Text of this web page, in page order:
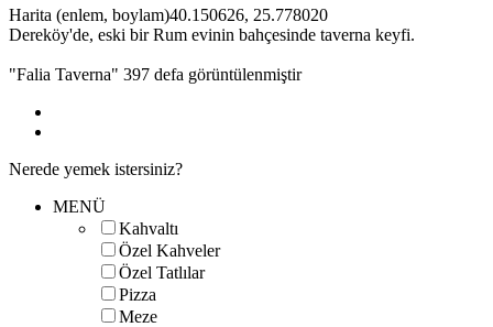
Harita (enlem, boylam)40.150626, 25.778020
Dereköy'de, eski bir Rum evinin bahçesinde taverna keyfi.
"Falia Taverna" 397 defa görüntülenmiştir
Nerede yemek istersiniz?
MENÜ
Kahvaltı
Özel Kahveler
Özel Tatlılar
Pizza
Meze